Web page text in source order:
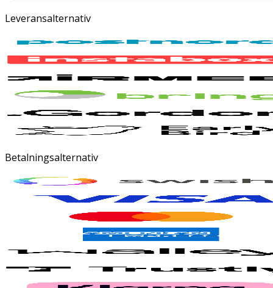
Leveransalternativ
Betalningsalternativ